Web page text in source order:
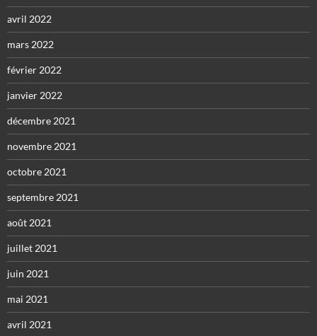
avril 2022
mars 2022
février 2022
janvier 2022
décembre 2021
novembre 2021
octobre 2021
septembre 2021
août 2021
juillet 2021
juin 2021
mai 2021
avril 2021